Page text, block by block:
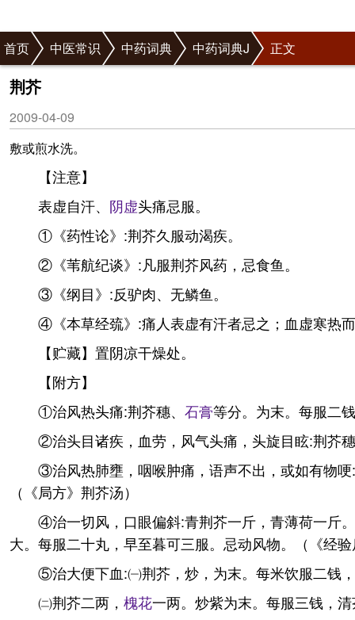
首页 中医常识 中药词典 中药词典J 正文
荆芥
2009-04-09
敷或煎水洗。
【注意】
表虚自汗、 阴虚头痛忌服。
①《药性论》:荆芥久服动渴疾。
②《苇航纪谈》:凡服荆芥风药，忌食鱼。
③《纲目》:反驴肉、无鳞鱼。
④《本草经巯》:痛人表虚有汗者忌之；血虚寒热
【贮藏】置阴凉干燥处。
【附方】
①治风热头痛:荆芥穗、 石膏等分。为末。每服二
②治头目诸疾，血劳，风气头痛，头旋目眩:荆芥
③治风热肺壅，咽喉肿痛，语声不出，或如有物
（《局方》荆芥汤）
④治一切风，口眼偏斜:青荆芥一斤，青薄荷一斤
大。每服二十丸，早至暮可三服。忌动风物。（《经
⑤治大便下血:㈠荆芥，炒，为末。每米饮服二钱
㈡荆芥二两， 槐花一两。炒紫为末。每服三钱，